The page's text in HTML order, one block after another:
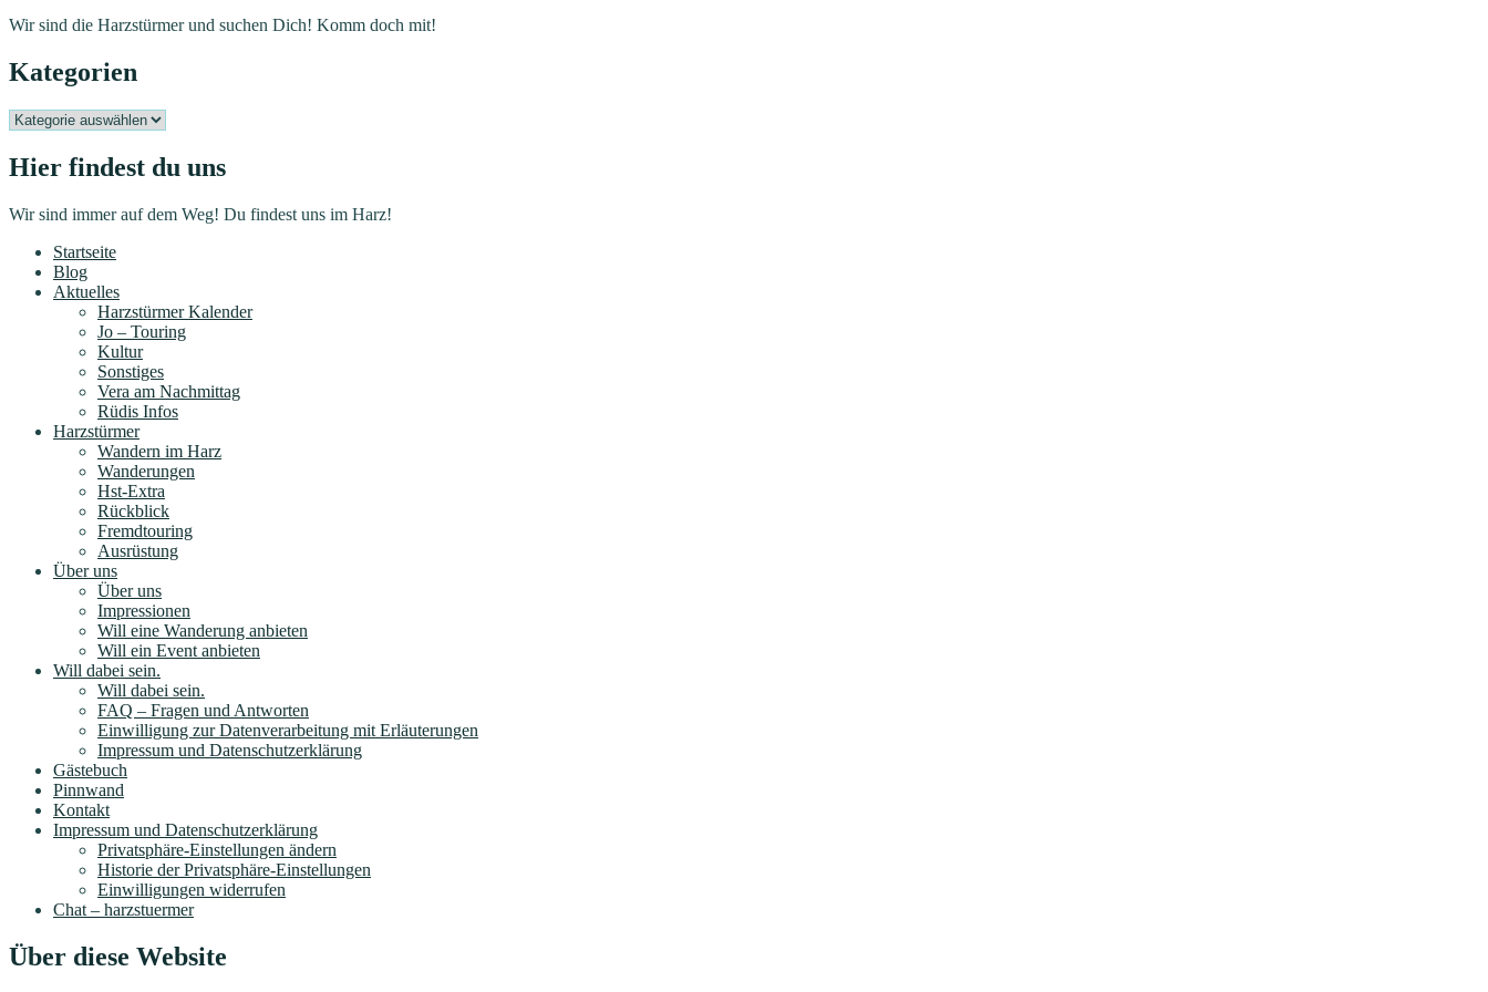
Wir sind die Harzstürmer und suchen Dich! Komm doch mit!
Kategorien
Kategorien
Hier findest du uns
Wir sind immer auf dem Weg! Du findest uns im Harz!
Startseite
Blog
Aktuelles
Harzstürmer Kalender
Jo – Touring
Kultur
Sonstiges
Vera am Nachmittag
Rüdis Infos
Harzstürmer
Wandern im Harz
Wanderungen
Hst-Extra
Rückblick
Fremdtouring
Ausrüstung
Über uns
Über uns
Impressionen
Will eine Wanderung anbieten
Will ein Event anbieten
Will dabei sein.
Will dabei sein.
FAQ – Fragen und Antworten
Einwilligung zur Datenverarbeitung mit Erläuterungen
Impressum und Datenschutzerklärung
Gästebuch
Pinnwand
Kontakt
Impressum und Datenschutzerklärung
Privatsphäre-Einstellungen ändern
Historie der Privatsphäre-Einstellungen
Einwilligungen widerrufen
Chat – harzstuermer
Über diese Website